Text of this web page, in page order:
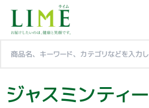
ジャスミンティー